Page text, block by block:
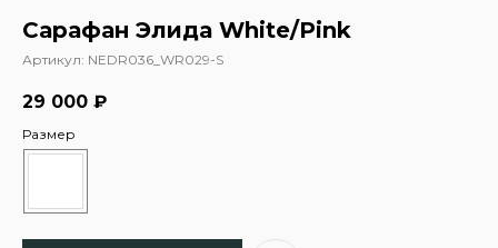
Сарафан Элида White/Pink
Артикул: NEDR036_WR029-S
29 000 ₽
Размер